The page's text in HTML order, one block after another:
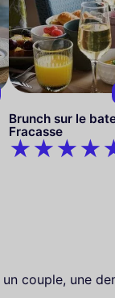
Brunch sur le
Fracasse
couple, une